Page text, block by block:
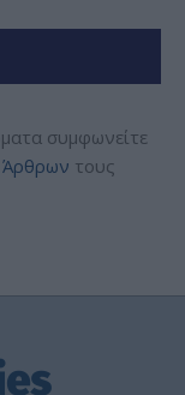
συμφωνείτε
Άρθρων τους